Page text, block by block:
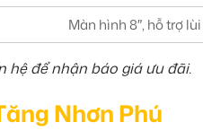
Màn hình 8″, hỗ trợ lùi
hệ để nhận báo giá ưu đãi.
Nhơn Phú